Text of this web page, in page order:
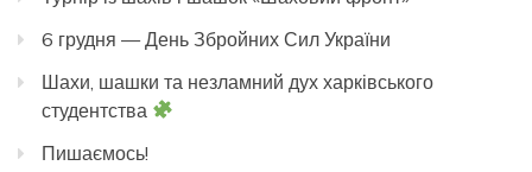
6 грудня — День Збройних Сил України
Шахи, шашки та незламний дух харківського
студентства
Пишаємось!